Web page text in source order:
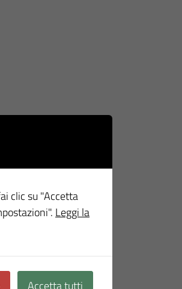
clic su "Accetta
Leggi la
Accetta tutti